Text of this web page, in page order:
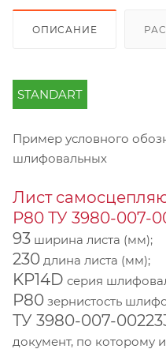
ОПИСАНИЕ
STANDART
Пример условного
шлифовальных
Лист
Р80 ТУ 3980-007-
93 ширина листа (мм);
230 длина листа (мм);
KP14D серия
Р80 зернистость
ТУ 3980-007-
документ, по которому